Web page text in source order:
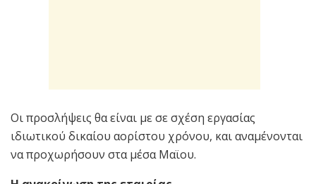
Οι προσλήψεις θα είναι με σε σχέση εργασίας
ιδιωτικού δικαίου αορίστου χρόνου, και αναμένονται
να προχωρήσουν στα μέσα Μαϊου.